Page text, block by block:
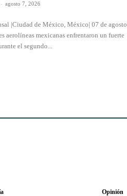
- agosto 7, 2026
|Ciudad de México, México| 07 de agosto
aerolíneas mexicanas enfrentaron un fuerte
el segundo...
Opinión